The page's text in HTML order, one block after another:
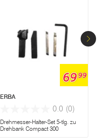
6999
ERBA
0.0 (0)
Drehmesser-Halter-Set 5-tlg. zu
Drehbank Compact 300